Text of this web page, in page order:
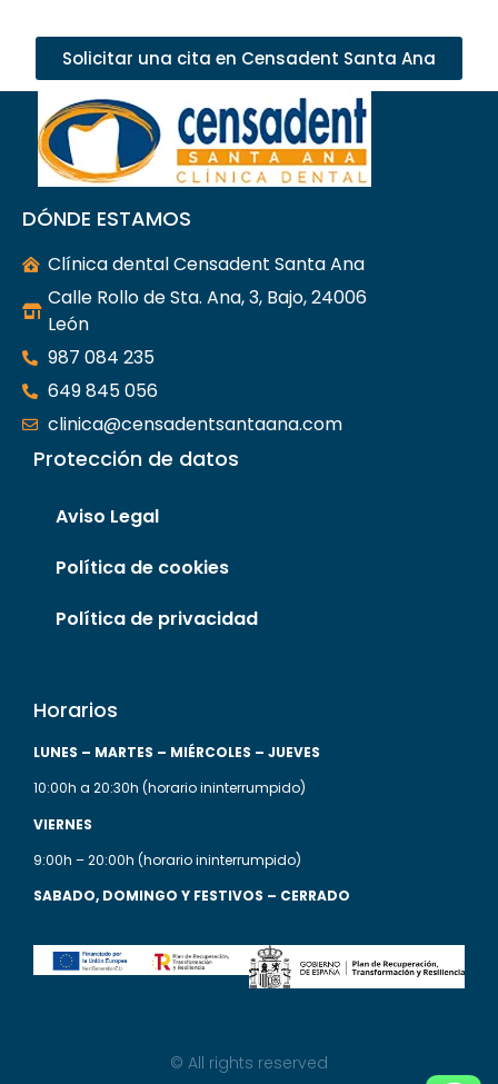
Solicitar una cita en Censadent Santa Ana
DÓNDE ESTAMOS
Clínica dental Censadent Santa Ana
Calle Rollo de Sta. Ana, 3, Bajo, 24006
León
987 084 235
649 845 056
clinica@censadentsantaana.com
Protección de datos
Aviso Legal
Política de cookies
Política de privacidad
Horarios
LUNES – MARTES – MIÉRCOLES – JUEVES
10:00h a 20:30h (horario ininterrumpido)
VIERNES
9:00h – 20:00h (horario ininterrumpido)
SABADO, DOMINGO Y FESTIVOS – CERRADO
© All rights reserved